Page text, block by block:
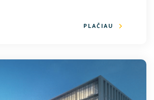
PLAČIAU